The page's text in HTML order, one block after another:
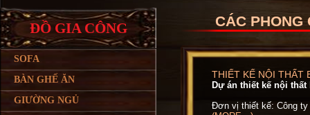
ĐỒ GIA CÔNG
SOFA
BÀN GHẾ ĂN
GIƯỜNG NGỦ
CÁC PHONG
THIẾT KẾ NỘI THẤT
Dự án thiết kế nội
Đơn vị thiết kế: Công